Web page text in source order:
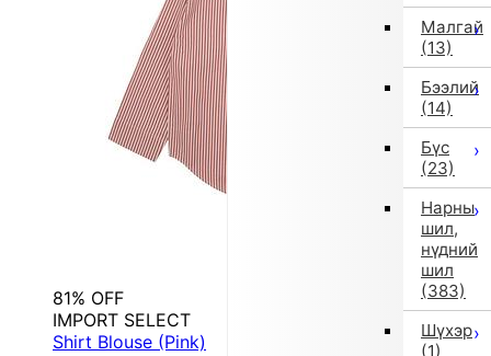
Малгай
(13)
Бээлий
(14)
Бүс
(23)
Нарны
шил,
нүдний
шил
(383)
Шүхэр
(1)
81% OFF
IMPORT SELECT
Shirt Blouse (Pink)